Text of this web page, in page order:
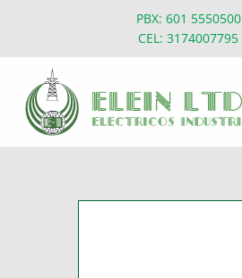
PBX: 601 5550500
CEL: 3174007795